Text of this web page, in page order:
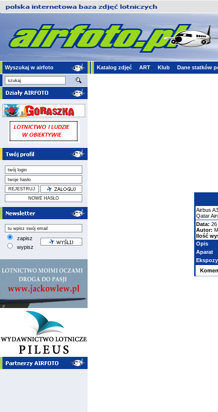
Wyszukaj w airfoto Katalog zdjęć ART Klub Dane statków
zapisz
wypisz
Airbus
Qatar
Data: 26
Autor:
Ilość
Opis
Aparat